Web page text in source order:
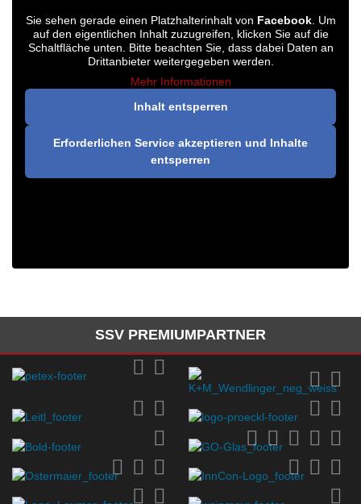
Sie sehen gerade einen Platzhalterinhalt von Facebook. Um
auf den eigentlichen Inhalt zuzugreifen, klicken Sie auf die
Schaltfläche unten. Bitte beachten Sie, dass dabei Daten an
Drittanbieter weitergegeben werden.
Mehr Informationen
Inhalt entsperren
Erforderlichen Service akzeptieren und Inhalte
entsperren
SSV PREMIUMPARTNER